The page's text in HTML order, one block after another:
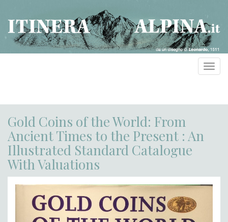
Gold Coins of the World: From
Ancient Times to the Present : An
Illustrated Standard Catalogue
With Valuations